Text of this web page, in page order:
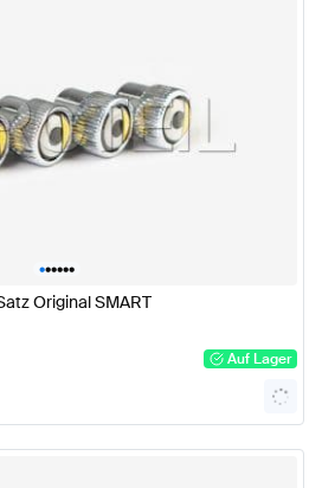
••••••
Original SMART
Auf Lager